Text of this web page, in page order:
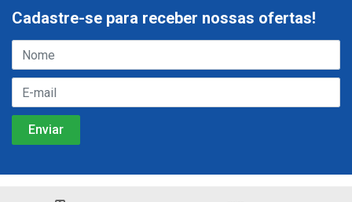
Cadastre-se para receber nossas ofertas!